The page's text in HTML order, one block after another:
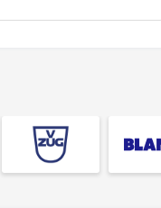
bảo quản rượu giúp